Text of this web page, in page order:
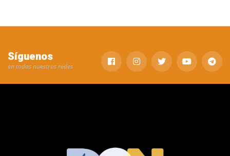
Síguenos
en todas nuestras redes